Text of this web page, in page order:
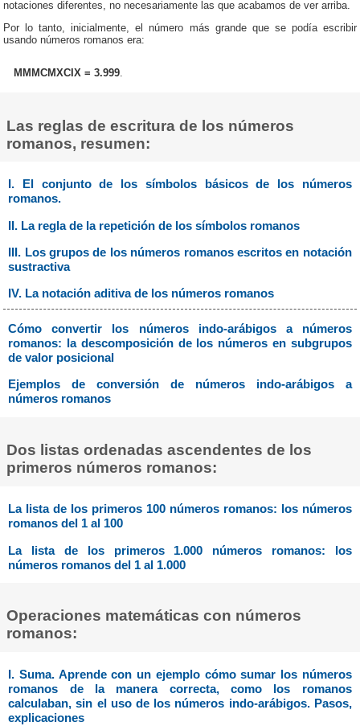
notaciones diferentes, no necesariamente las que acabamos de ver arriba.
Por lo tanto, inicialmente, el número más grande que se podía escribir
usando números romanos era:
MMMCMXCIX = 3.999
Las reglas de escritura de los números
romanos, resumen:
I. El conjunto de los símbolos básicos de los números
romanos.
II. La regla de la repetición de los símbolos romanos
III. Los grupos de los números romanos escritos en notación
sustractiva
IV. La notación aditiva de los números romanos
Cómo convertir los números indo-arábigos a números
romanos: la descomposición de los números en subgrupos
de valor posicional
Ejemplos de conversión de números indo-arábigos a
números romanos
Dos listas ordenadas ascendentes de los
primeros números romanos:
La lista de los primeros 100 números romanos: los números
romanos del 1 al 100
La lista de los primeros 1.000 números romanos: los
números romanos del 1 al 1.000
Operaciones matemáticas con números
romanos:
I. Suma. Aprende con un ejemplo cómo sumar los números
romanos de la manera correcta, como los romanos
calculaban, sin el uso de los números indo-arábigos. Pasos,
explicaciones